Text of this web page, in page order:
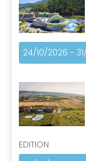
24/10/2026 -
EDITION